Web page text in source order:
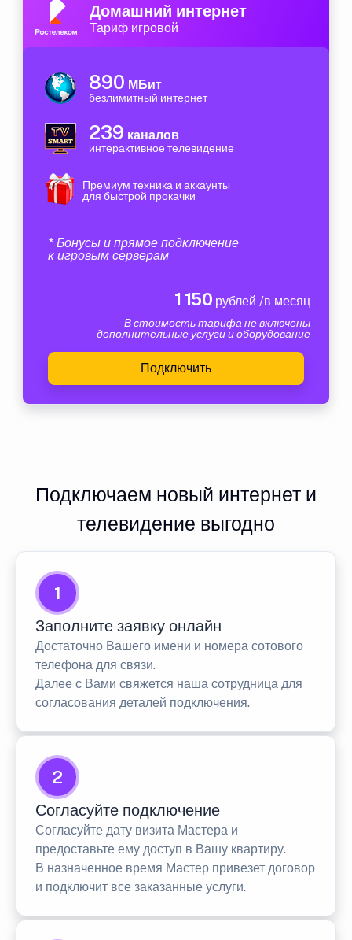
Домашний интернет
Тариф игровой
890 МБит
безлимитный интернет
239 каналов
интерактивное телевидение
Премиум техника и аккаунты
для быстрой прокачки
* Бонусы и прямое подключение
к игровым серверам
1 150 рублей /в месяц
В стоимость тарифа не включены
дополнительные услуги и оборудование
Подключить
Подключаем новый интернет и
телевидение выгодно
1
Заполните заявку онлайн
Достаточно Вашего имени и номера сотового
телефона для связи.
Далее с Вами свяжется наша сотрудница для
согласования деталей подключения.
2
Согласуйте подключение
Согласуйте дату визита Мастера и
предоставьте ему доступ в Вашу квартиру.
В назначенное время Мастер привезет договор
и подключит все заказанные услуги.